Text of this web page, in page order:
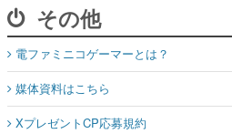
その他
電ファミニコゲーマーとは？
媒体資料はこちら
XプレゼントCP応募規約